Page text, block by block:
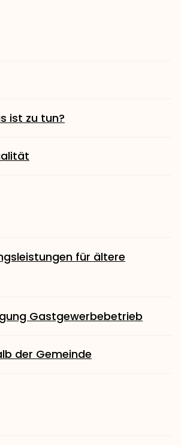
ist zu tun?
für ältere
Gastgewerbebetrieb
der Gemeinde